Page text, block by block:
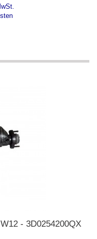
- 3D0254200QX